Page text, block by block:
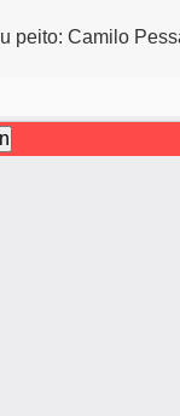
peito: Camilo